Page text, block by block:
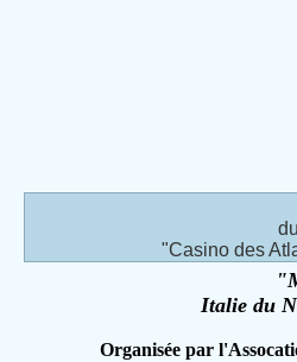
"Casino des
Italie du
Organisée par